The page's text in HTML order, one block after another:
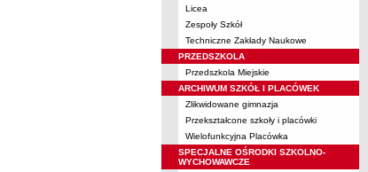
Licea
Zespoły Szkół
Techniczne Zakłady Naukowe
PRZEDSZKOLA
Przedszkola Miejskie
ARCHIWUM SZKÓŁ I PLACÓWEK
Zlikwidowane gimnazja
Przekształcone szkoły i placówki
Wielofunkcyjna Placówka
SPECJALNE OŚRODKI SZKOLNO-
WYCHOWAWCZE